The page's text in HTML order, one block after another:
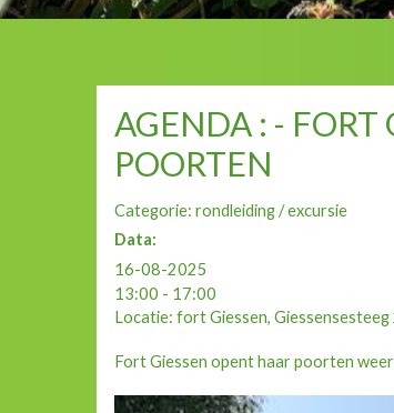
AGENDA : - FORT
POORTEN
Categorie: rondleiding / excursie
Data:
16-08-2025
13:00 - 17:00
Locatie: fort Giessen, Giessensesteeg
Fort Giessen opent haar poorten weer